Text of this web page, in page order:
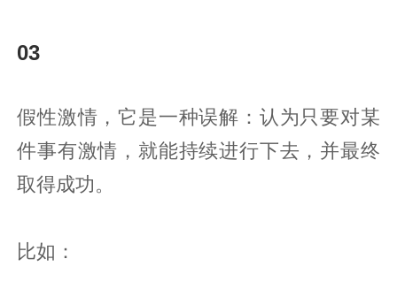
03‍
假性激情，它是一种误解：认为只要对某
件事有激情，就能持续进行下去，并最终
取得成功。
比如：